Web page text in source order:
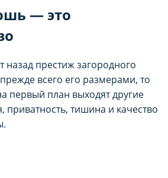
— это
назад престиж загородного
всего его размерами, то
первый план выходят другие
приватность, тишина и качество